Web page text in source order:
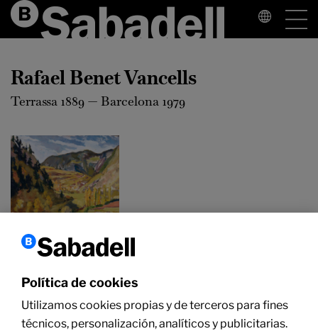
Rafael Benet Vancells
Terrassa 1889 — Barcelona 1979
Rafael Benet
Vancells
tardor des de
Sant Joan de
Caselles,
1963
Política de cookies
Utilizamos cookies propias y de terceros para fines
técnicos, personalización, analíticos y publicitarias.